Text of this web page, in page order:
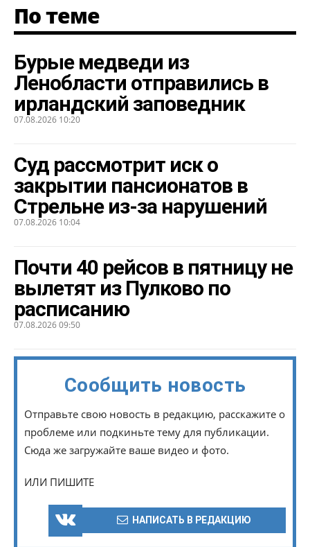
По теме
Бурые медведи из
Ленобласти отправились в
ирландский заповедник
07.08.2026 10:20
Суд рассмотрит иск о
закрытии пансионатов в
Стрельне из-за нарушений
07.08.2026 10:04
Почти 40 рейсов в пятницу не
вылетят из Пулково по
расписанию
07.08.2026 09:50
Сообщить новость
Отправьте свою новость в редакцию, расскажите о
проблеме или подкиньте тему для публикации.
Сюда же загружайте ваше видео и фото.
ИЛИ ПИШИТЕ
НАПИСАТЬ В РЕДАКЦИЮ